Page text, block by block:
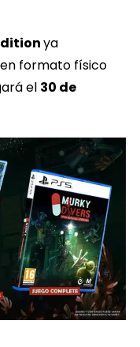
ya
en formato físico
el 30 de